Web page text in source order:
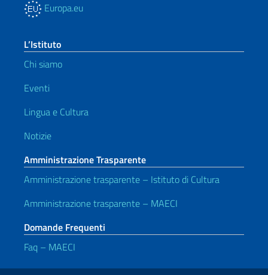
Europa.eu
L’Istituto
Chi siamo
Eventi
Lingua e Cultura
Notizie
Amministrazione Trasparente
Amministrazione trasparente – Istituto di Cultura
Amministrazione trasparente – MAECI
Domande Frequenti
Faq – MAECI